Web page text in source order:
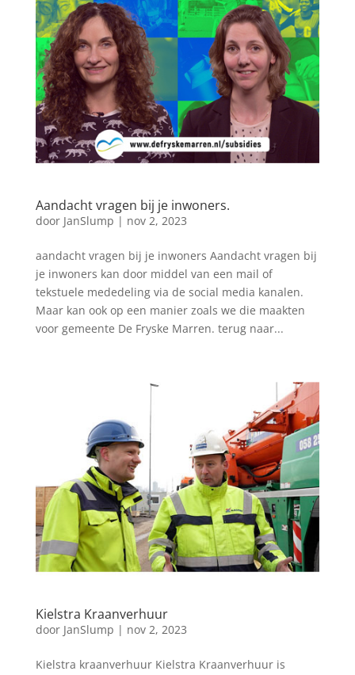
Aandacht vragen bij je inwoners.
door JanSlump | nov 2, 2023
aandacht vragen bij je inwoners Aandacht vragen bij
je inwoners kan door middel van een mail of
tekstuele mededeling via de social media kanalen.
Maar kan ook op een manier zoals we die maakten
voor gemeente De Fryske Marren. terug naar...
Kielstra Kraanverhuur
door JanSlump | nov 2, 2023
Kielstra kraanverhuur Kielstra Kraanverhuur is